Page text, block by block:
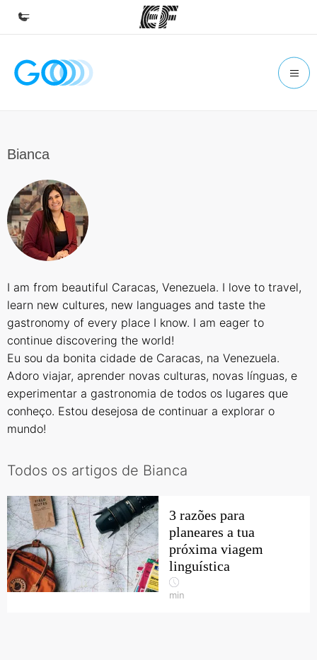
Início
Encontre um escritório
Sobre nós
Quem somos
Bianca
I am from beautiful Caracas, Venezuela. I love to travel,
learn new cultures, new languages ​​and taste the
gastronomy of every place I know. I am eager to
continue discovering the world!
Eu sou da bonita cidade de Caracas, na Venezuela.
Adoro viajar, aprender novas culturas, novas línguas, e
experimentar a gastronomia de todos os lugares que
conheço. Estou desejosa de continuar a explorar o
mundo!
Todos os artigos de Bianca
3 razões para
planeares a tua
próxima viagem
linguística
min